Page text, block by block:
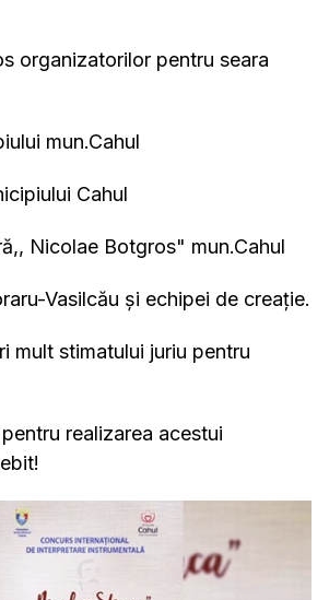
organizatorilor pentru seara
mun.Cahul
Cahul
Nicolae Botgros" mun.Cahul
Vasilcău și echipei de creație.
mult stimatului juriu pentru
realizarea acestui